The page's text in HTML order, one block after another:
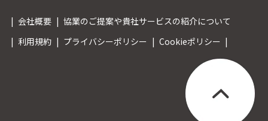
会社概要
協業のご提案や貴社サービスの紹介について
利用規約
プライバシーポリシー Cookieポリシー